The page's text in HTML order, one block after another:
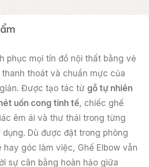
phục mọi tín đồ nội thất bằng vẻ
thanh thoát và chuẩn mực của
Được tạo tác từ gỗ tự nhiên
uốn cong tinh tế, chiếc ghế
êm ái và thư thái trong từng
dụng. Dù được đặt trong phòng
hay góc làm việc, Ghế Elbow vẫn
sự cân bằng hoàn hảo giữa